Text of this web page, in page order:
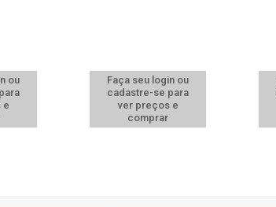
ou
e
Faça seu login ou
cadastre-se para
ver preços e
comprar